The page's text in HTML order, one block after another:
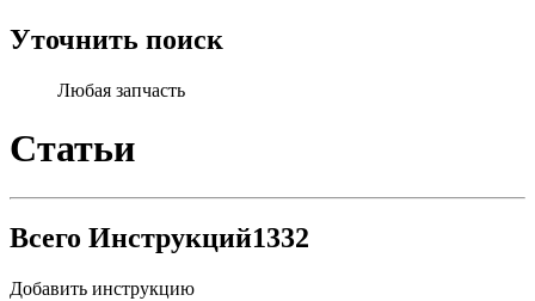
Уточнить поиск
Любая запчасть
Статьи
Всего Инструкций1332
Добавить инструкцию